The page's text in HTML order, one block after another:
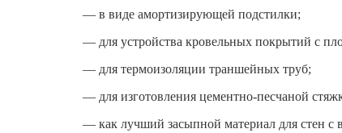
— в виде амортизирующей подстилки;
— для устройства кровельных покрытий с
— для термоизоляции траншейных труб;
— для изготовления цементно-песчаной
— как лучший засыпной материал для стен с